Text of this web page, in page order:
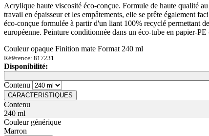
Acrylique haute viscosité éco-conçue. Formule de haute qualité
travail en épaisseur et les empâtements, elle se prête également
éco-conçue formulée à partir d'un liant 100% recyclé permettant
européenne. Peinture conditionnée dans un éco-tube en papier-
Couleur opaque Finition mate Format 240 ml
Référence: 817231
Disponibilité:
Loading...
Loading...
Contenu
CARACTERISTIQUES
Contenu
240 ml
Couleur générique
Marron